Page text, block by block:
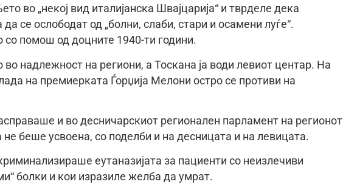
во „некој вид италијанска Швајцарија“ и тврделе дека
се ослободат од „болни, слаби, стари и осамени луѓе“.
со помош од доцните 1940-ти години.
надлежност на региони, а Тоскана ја води левиот центар. На
на премиерката Ѓорџија Мелони остро се противи на
и во десничарскиот регионален парламент на регионот
беше усвоена, со поделби и на десницата и на левицата.
еутаназијата за пациенти со неизлечиви
болки и кои изразиле желба да умрат.